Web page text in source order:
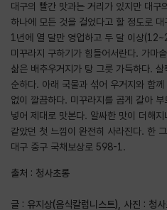
대구의 빨간 맛과는 거리가 있지만 대구
하나에 모든 것을 걸었다고 할 정도로
1년에 열 달만 영업하고 두 달 이상
미꾸라지 구하기가 힘들어서란다. 가마
삶은 배추우거지가 탕 그릇 가득하다.
순하다. 아래 국물과 섞어 우거지와 함
없이 깔끔하다. 미꾸라지를 곱게 갈아
넣어 제대로 맛본다. 알싸한 맛이 더해
같았던 첫 느낌이 완전히 사라진다.
대구 중구 국채보상로 598-1.
출처 : 청사초롱
글 : 유지상(음식칼럼니스트), 사진 : 청